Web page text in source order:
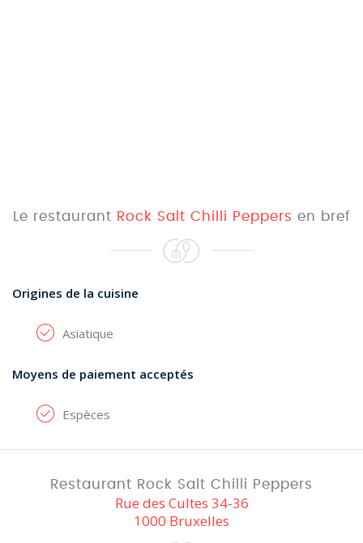
Le restaurant Rock Salt Chilli Peppers en bref
Origines de la cuisine
Asiatique
Moyens de paiement acceptés
Espèces
Restaurant Rock Salt Chilli Peppers
Rue des Cultes 34-36
1000 Bruxelles